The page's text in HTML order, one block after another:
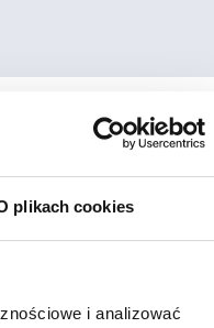
plikach cookies
i analizować